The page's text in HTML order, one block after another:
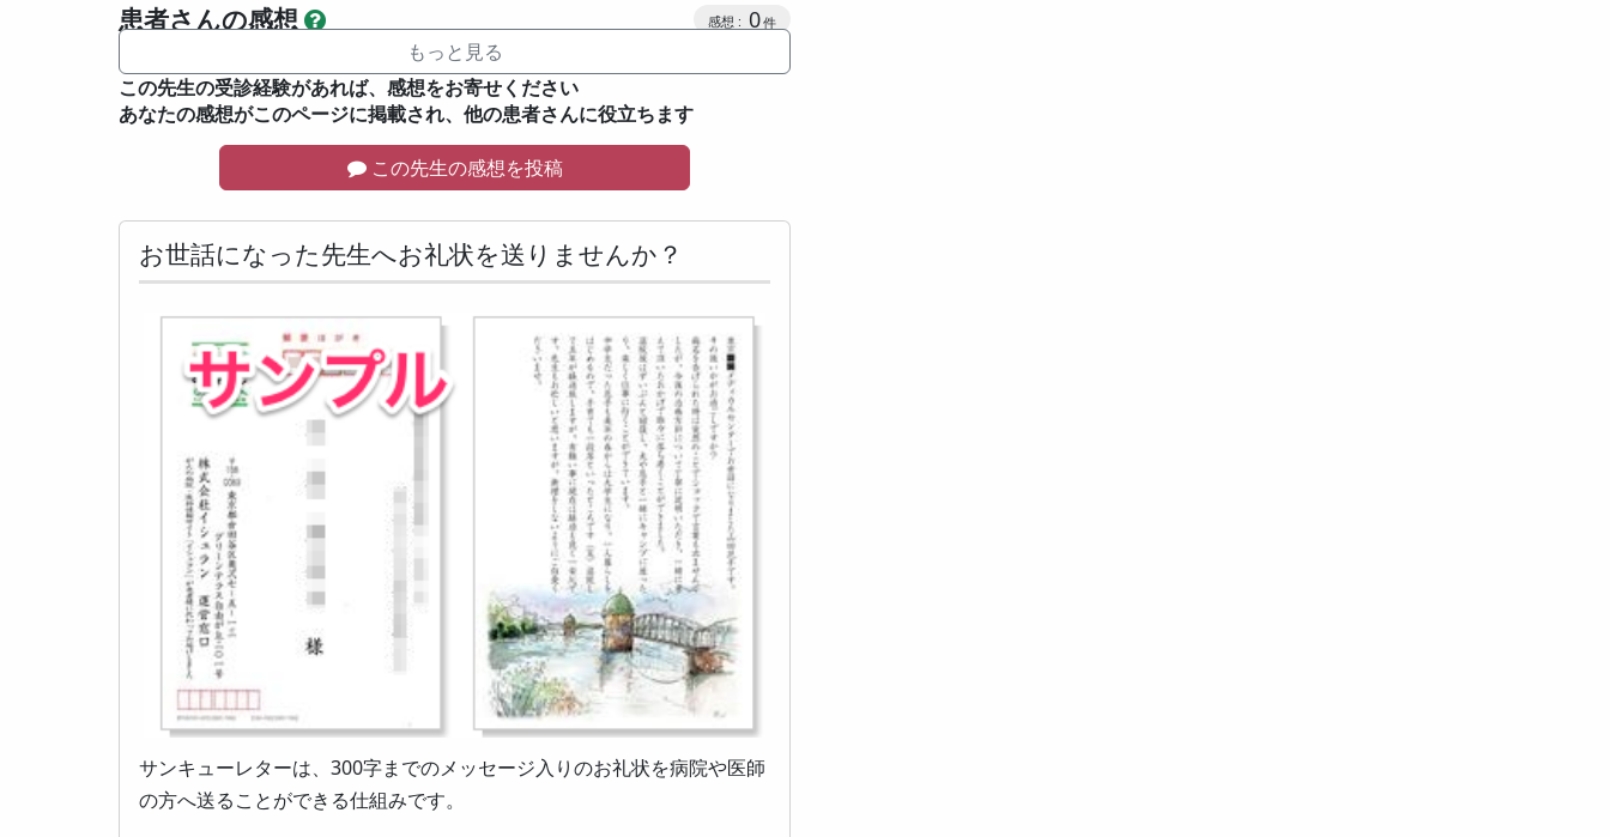
患者さんの感想 0
もっと見る
この先生の受診経験があれば、感想をお寄せください
あなたの感想がこのページに掲載され、他の患者さんに役立ちます
この先生の感想を投稿
お世話になった先生へお礼状を送りませんか？
サンキューレターは、300字までのメッセージ入りのお礼状を病院や医師
の方へ送ることができる仕組みです。